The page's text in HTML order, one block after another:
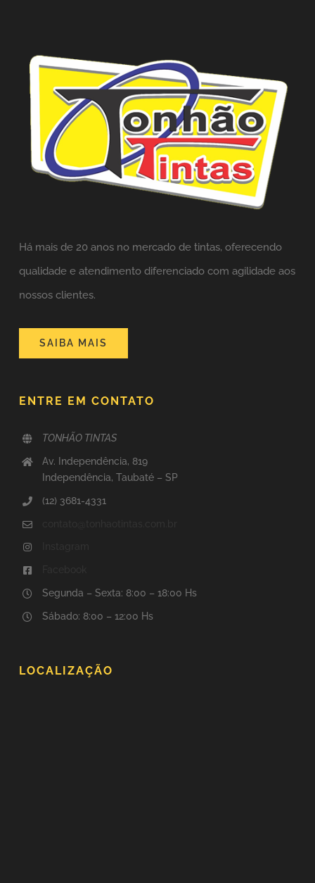
Há mais de 20 anos no mercado de tintas, oferecendo
qualidade e atendimento diferenciado com agilidade aos
nossos clientes.
SAIBA MAIS
ENTRE EM CONTATO
TONHÃO TINTAS
Av. Independência, 819
Independência, Taubaté – SP
(12) 3681-4331
Segunda – Sexta: 8:00 – 18:00 Hs
Sábado: 8:00 – 12:00 Hs
LOCALIZAÇÃO